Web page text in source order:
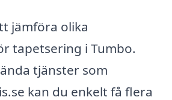
jämföra olika
tapetsering i Tumbo.
tjänster som
kan du enkelt få flera